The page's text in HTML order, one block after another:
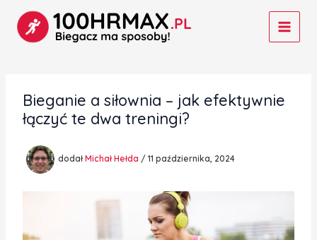
Przejdź
treści
Bieganie a siłownia – jak efektywnie
łączyć te dwa treningi?
dodał Michał Hełda / 11 października, 2024